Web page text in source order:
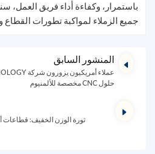
باستمرار، وكفاءة أداء فريق العمل،
جميع الزملاء لمواكبة تطورات
المنشور السابق
حلول CNC مخصصة للألمنيوم
ثورة الوزن الخفيف: قطاعات